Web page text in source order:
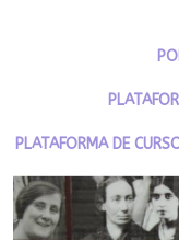
PLATAFORMA DE